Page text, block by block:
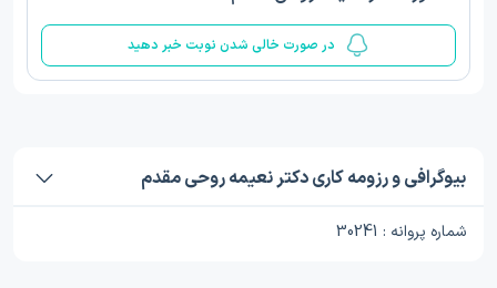
در صورت خالی شدن نوبت خبر دهید
بیوگرافی و رزومه کاری دکتر نعیمه روحی مقدم
شماره پروانه : 30241